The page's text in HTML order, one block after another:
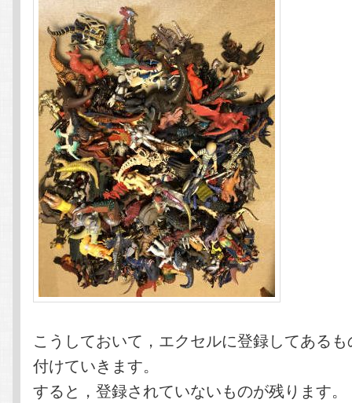
こうしておいて，エクセルに登録してある
付けていきます。
すると，登録されていないものが残ります。